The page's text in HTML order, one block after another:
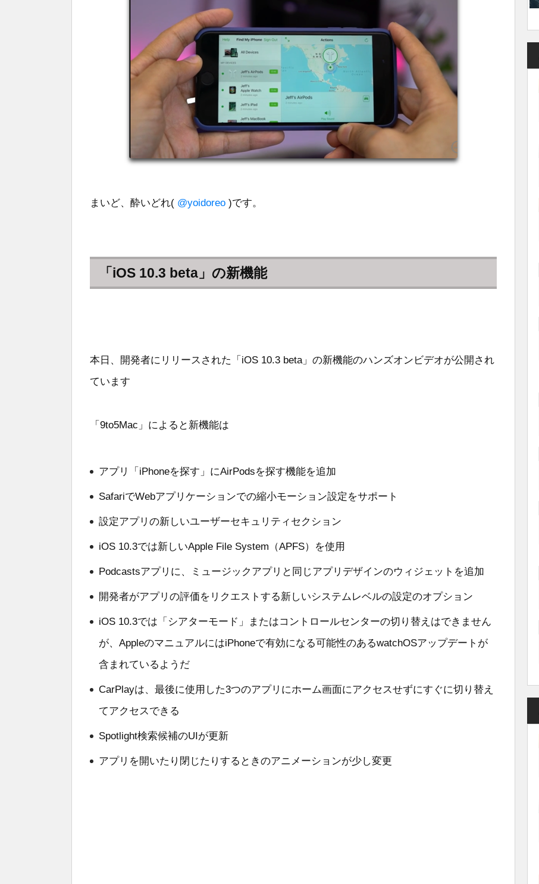
まいど、酔いどれ( @yoidoreo )です。
「iOS 10.3 beta」の新機能
本日、開発者にリリースされた「iOS 10.3 beta」の新機能のハンズオンビデオが公開され
ています
「9to5Mac」によると新機能は
アプリ「iPhoneを探す」にAirPodsを探す機能を追加
SafariでWebアプリケーションでの縮小モーション設定をサポート
設定アプリの新しいユーザーセキュリティセクション
iOS 10.3では新しいApple File System（APFS）を使用
Podcastsアプリに、ミュージックアプリと同じアプリデザインのウィジェットを追加
開発者がアプリの評価をリクエストする新しいシステムレベルの設定のオプション
iOS 10.3では「シアターモード」またはコントロールセンターの切り替えはできません
が、AppleのマニュアルにはiPhoneで有効になる可能性のあるwatchOSアップデートが
含まれているようだ
CarPlayは、最後に使用した3つのアプリにホーム画面にアクセスせずにすぐに切り替え
てアクセスできる
Spotlight検索候補のUIが更新
アプリを開いたり閉じたりするときのアニメーションが少し変更